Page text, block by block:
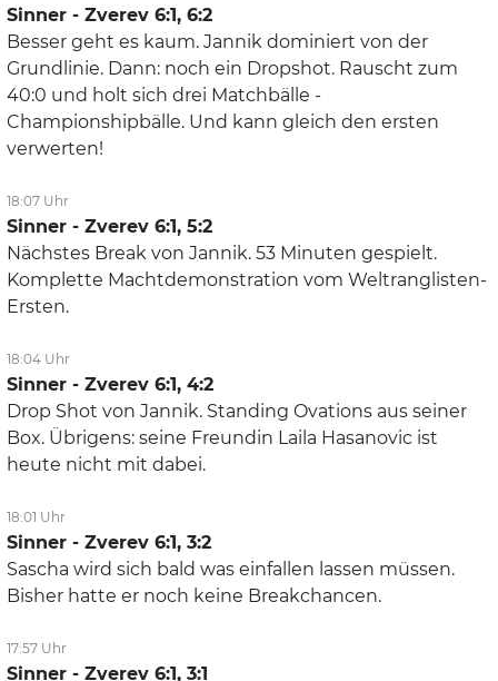
Sinner - Zverev 6:1, 6:2
Besser geht es kaum. Jannik dominiert von der
Grundlinie. Dann: noch ein Dropshot. Rauscht zum
40:0 und holt sich drei Matchbälle -
Championshipbälle. Und kann gleich den ersten
verwerten!
18:07 Uhr
Sinner - Zverev 6:1, 5:2
Nächstes Break von Jannik. 53 Minuten gespielt.
Komplette Machtdemonstration vom Weltranglisten-
Ersten.
18:04 Uhr
Sinner - Zverev 6:1, 4:2
Drop Shot von Jannik. Standing Ovations aus seiner
Box. Übrigens: seine Freundin Laila Hasanovic ist
heute nicht mit dabei.
18:01 Uhr
Sinner - Zverev 6:1, 3:2
Sascha wird sich bald was einfallen lassen müssen.
Bisher hatte er noch keine Breakchancen.
17:57 Uhr
Sinner - Zverev 6:1, 3:1